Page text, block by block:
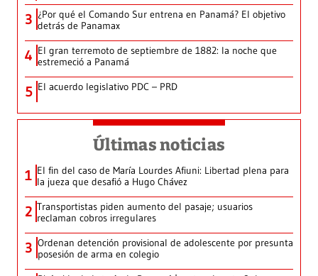
3 ¿Por qué el Comando Sur entrena en Panamá? El objetivo
detrás de Panamax
4 El gran terremoto de septiembre de 1882: la noche que
estremeció a Panamá
5 El acuerdo legislativo PDC – PRD
Últimas noticias
1 El fin del caso de María Lourdes Afiuni: Libertad plena para
la jueza que desafió a Hugo Chávez
2 Transportistas piden aumento del pasaje; usuarios
reclaman cobros irregulares
3 Ordenan detención provisional de adolescente por presunta
posesión de arma en colegio